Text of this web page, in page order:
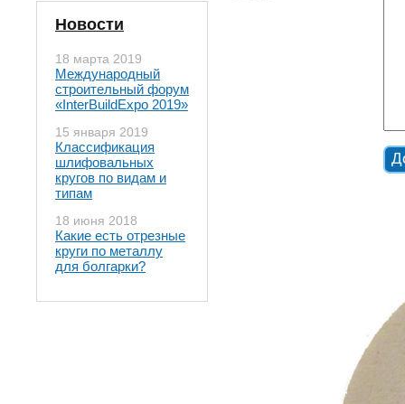
Новости
18 марта 2019
Международный
строительный форум
«InterBuildExpo 2019»
15 января 2019
Классификация
шлифовальных
кругов по видам и
типам
18 июня 2018
Какие есть отрезные
круги по металлу
для болгарки?